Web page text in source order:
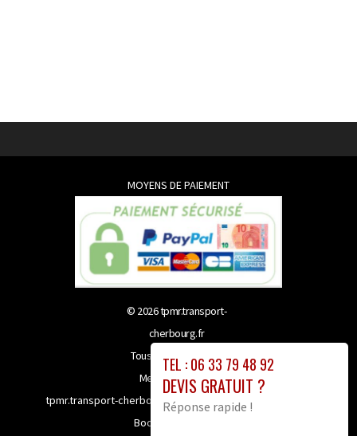
TEL : 06 33 79 48 92
DEVIS GRATUIT ?
Réponse rapide !
MOYENS DE PAIEMENT
© 2026tpmr.transport-
cherbourg.fr
Tous droits réservés
Mentions légales
tpmr.transport-cherbourg.fr bénéficie de la technologie
Booster-site proxy